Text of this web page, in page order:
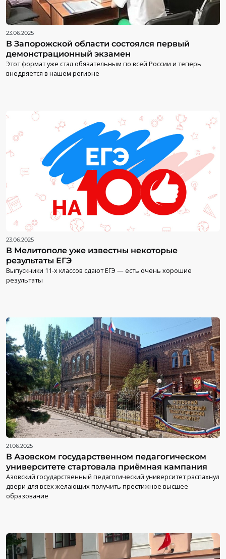
23.06.2025
В Запорожской области состоялся первый
демонстрационный экзамен
Этот формат уже стал обязательным по всей России и теперь
внедряется в нашем регионе
23.06.2025
В Мелитополе уже известны некоторые
результаты ЕГЭ
Выпускники 11-х классов сдают ЕГЭ — есть очень хорошие
результаты
21.06.2025
В Азовском государственном педагогическом
университете стартовала приёмная кампания
Азовский государственный педагогический университет распахнул
двери для всех желающих получить престижное высшее
образование